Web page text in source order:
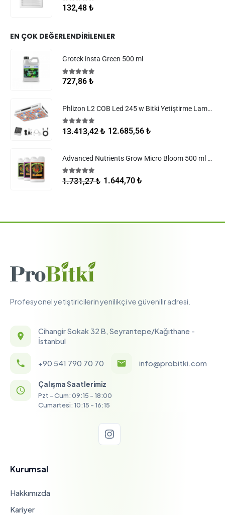
05 üzerinden
132,48 ₺
EN ÇOK DEĞERLENDIRILENLER
Grotek insta Green 500 ml
5.00 5 üzerinden
727,86 ₺
Phlizon L2 COB Led 245 w Bitki Yetiştirme Lambası
5.005 üzerinden
13.413,42₺ 12.685,56 ₺
Advanced Nutrients Grow Micro Bloom 500 ml Set
5.005 üzerinden
1.731,27₺ 1.644,70 ₺
Profesyonel yetiştiricilerin yenilikçi ve güvenilir adresi.
Cihangir Sokak 32 B, Seyrantepe/Kağıthane -
İstanbul
+90 541 790 70 70 info@probitki.com
Çalışma Saatlerimiz
Pzt - Cum: 09:15 - 18:00
Cumartesi: 10:15 - 16:15
Kurumsal
Hakkımızda
Kariyer